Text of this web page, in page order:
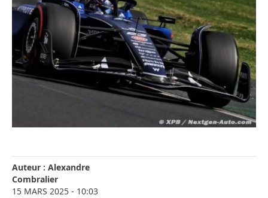
Auteur : Alexandre
Combralier
15 MARS 2025 - 10:03